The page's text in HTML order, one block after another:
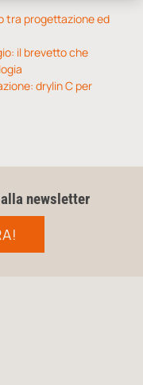
tra progettazione ed
il brevetto che
drylin C per
newsletter